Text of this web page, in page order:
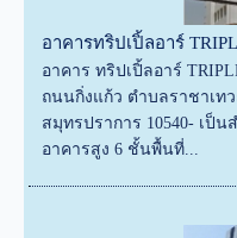
อาคารทริปเปิ้ลอาร์
อาคาร ทริปเปิ้ลอาร์
ถนนกิ่งแก้ว ตำบลราชาเท
สมุทรปราการ 10540- เป็
อาคารสูง 6 ชั้นพื้นที่...